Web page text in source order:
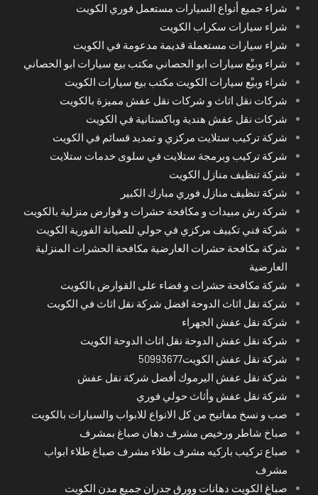
شراء جميع أنواع السيارات مستعمل فوري الكويت
شراء سيارات سكراب الكويت
شراء سيارات مستعملة قديمة مدعومة في الكويت
شراء وبيْع سيارات ابو الحصاني مكتب بيع سيارات ابو الحصاني
شراء وبيْع سيارات الكويت مكتب بيع سيارات الكويت
شركات نقل اثاث و شركات نقل عفش مميزة بالكويت
شركات نقل عفش هندية وباكستانية في الكويت
شركة تركيب ستلايت مركزي و تمديد قسائم في الكويت
شركة تركيب وبرمجة ستلايت في سلوى خدمات ستلايت
شركة تنظيف منازل الكويت
شركة تنظيف منازل فوري مبارك الكبير
شركة رش مبيدات و مكافحة حشرات و قوارض منزلية بالكويت
شركة فني تكييف مركزي في حولي للصيانة الفورية الكويت
شركة مكافحة حشرات العارضية مكافحة الحشرات المنزلية
العارضية
شركة مكافحة حشرات و قضاء على القوارض بالكويت
شركة نقل اثاث الدوحة افضل شركة نقل اثاث في الكويت
شركة نقل عفش الجهراء
شركة نقل عفش الدوحة نقل اثاث الدوحة الكويت
شركة نقل عفش الكويت50993677
شركة نقل عفش اليرموك أفضل شركة نقل عفش
شركة نقل عفش وأثاث حولي فوري
صب و نسخ مفاتيح من كل الانواع للابواب والسيارات بالكويت
صباخ شاطر ورخيص مشرف دهان صباغ بمشرف
صباع تركيب باركيه مشرف طلاء مشرف صباغ طلاء ابواب
مشرف
صباغ الكويت دهانات وورق جدران جميع مدن الكويت